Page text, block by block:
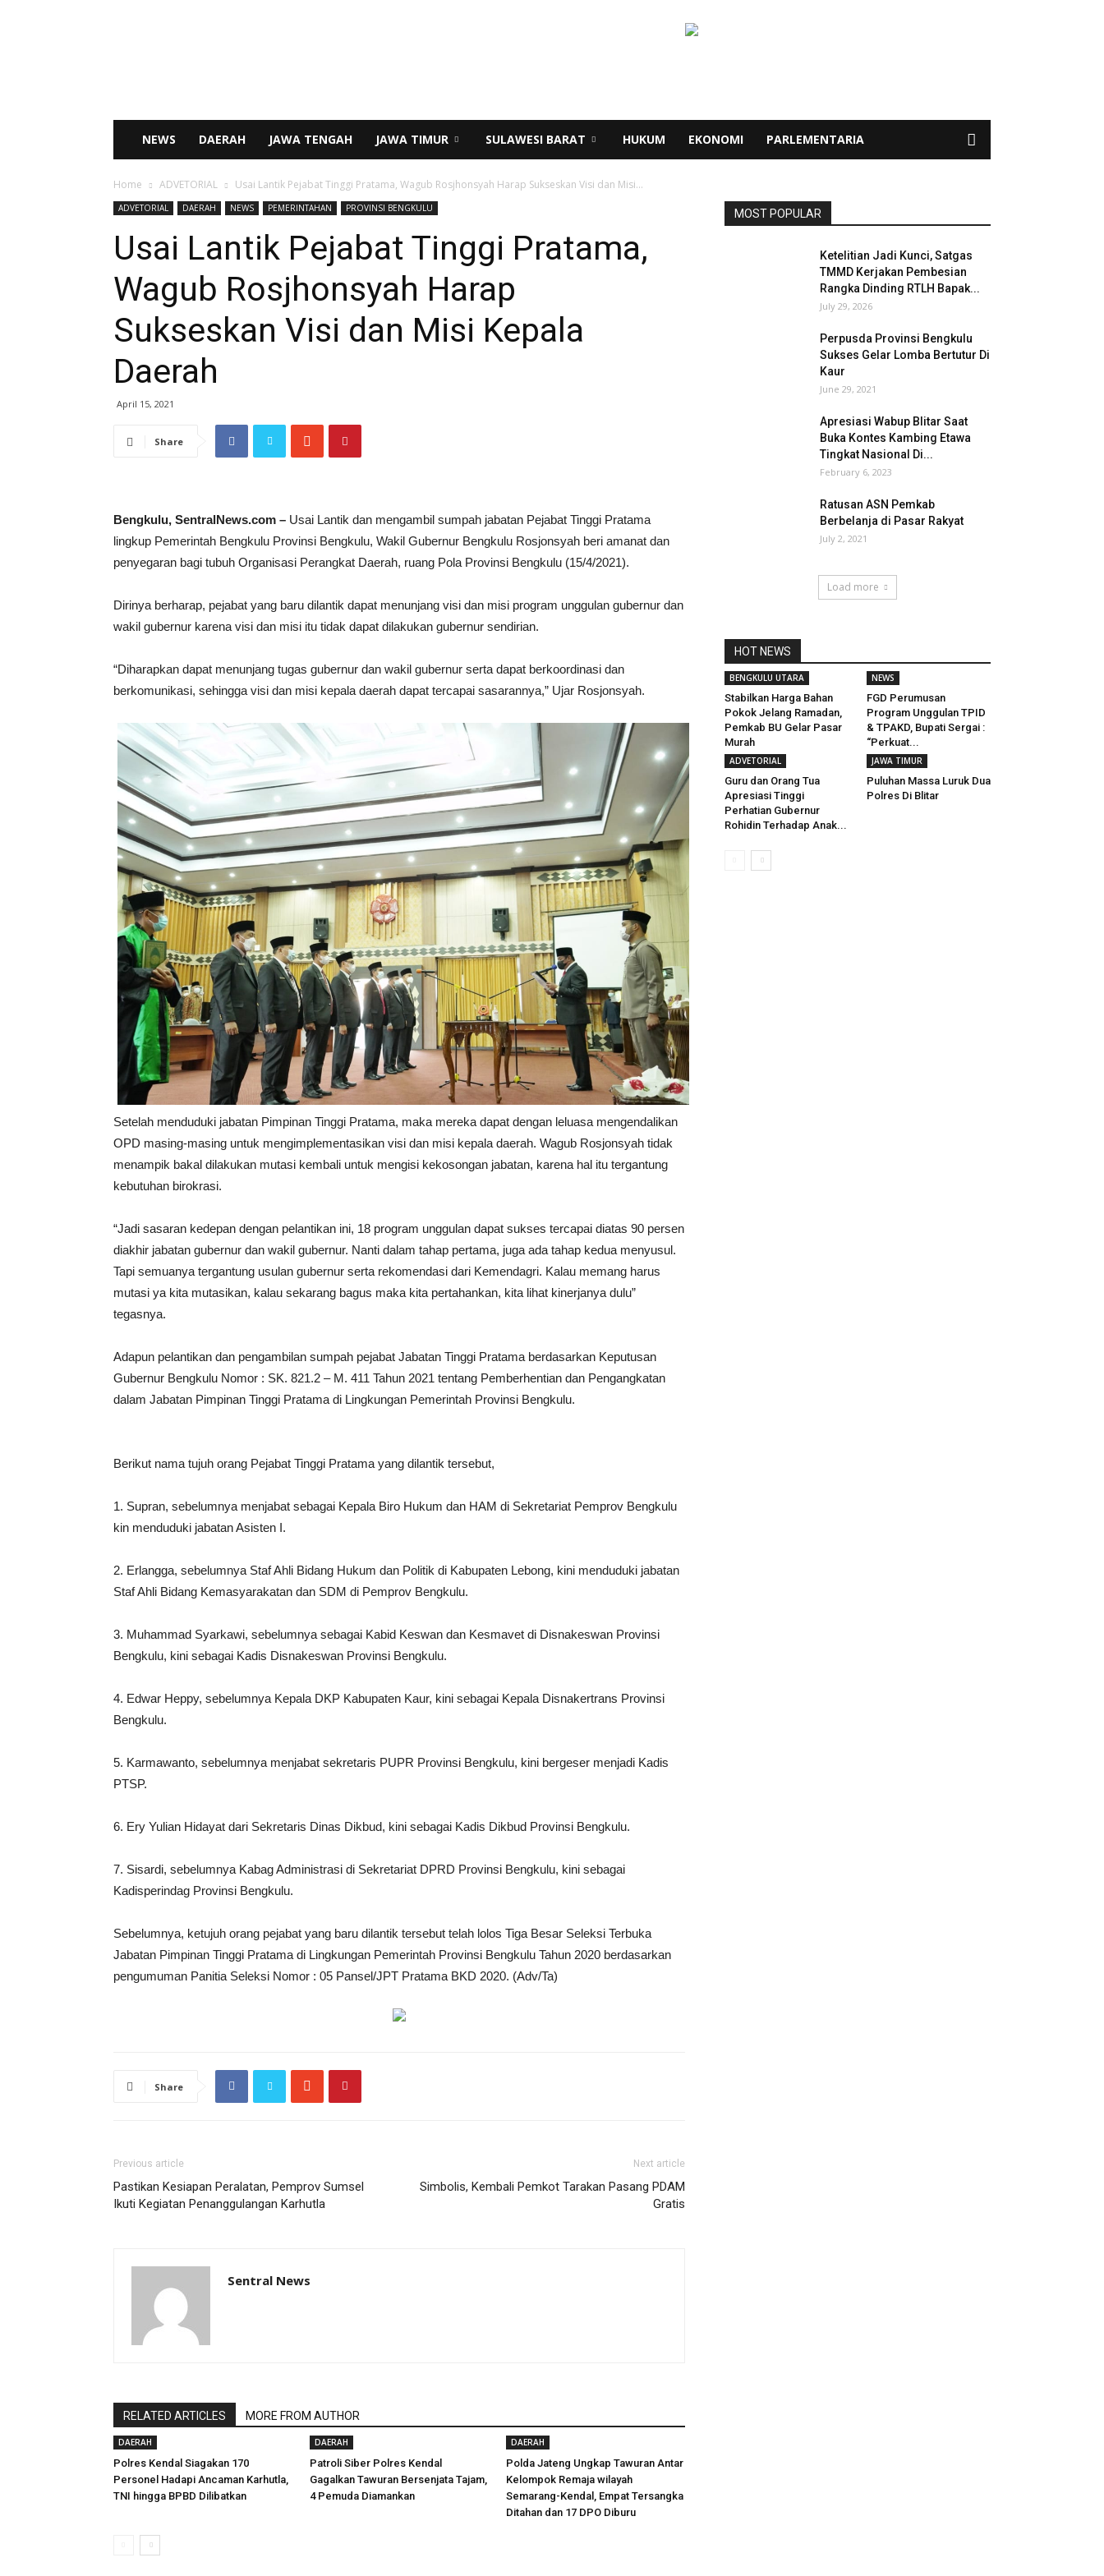
NEWS DAERAH JAWA TENGAH JAWA TIMUR SULAWESI BARAT HUKUM EKONOMI PARLEMENTARIA
Home ADVETORIAL Usai Lantik Pejabat Tinggi Pratama, Wagub Rosjhonsyah Harap Sukseskan Visi dan Misi...
ADVETORIAL DAERAH NEWS PEMERINTAHAN PROVINSI BENGKULU
Usai Lantik Pejabat Tinggi Pratama,
Wagub Rosjhonsyah Harap
Sukseskan Visi dan Misi Kepala
Daerah
April 15, 2021
Share
Bengkulu, SentralNews.com – Usai Lantik dan mengambil sumpah jabatan Pejabat Tinggi Pratama
lingkup Pemerintah Bengkulu Provinsi Bengkulu, Wakil Gubernur Bengkulu Rosjonsyah beri amanat dan
penyegaran bagi tubuh Organisasi Perangkat Daerah, ruang Pola Provinsi Bengkulu (15/4/2021).
Dirinya berharap, pejabat yang baru dilantik dapat menunjang visi dan misi program unggulan gubernur dan
wakil gubernur karena visi dan misi itu tidak dapat dilakukan gubernur sendirian.
“Diharapkan dapat menunjang tugas gubernur dan wakil gubernur serta dapat berkoordinasi dan
berkomunikasi, sehingga visi dan misi kepala daerah dapat tercapai sasarannya,” Ujar Rosjonsyah.
Setelah menduduki jabatan Pimpinan Tinggi Pratama, maka mereka dapat dengan leluasa mengendalikan
OPD masing-masing untuk mengimplementasikan visi dan misi kepala daerah. Wagub Rosjonsyah tidak
menampik bakal dilakukan mutasi kembali untuk mengisi kekosongan jabatan, karena hal itu tergantung
kebutuhan birokrasi.
“Jadi sasaran kedepan dengan pelantikan ini, 18 program unggulan dapat sukses tercapai diatas 90 persen
diakhir jabatan gubernur dan wakil gubernur. Nanti dalam tahap pertama, juga ada tahap kedua menyusul.
Tapi semuanya tergantung usulan gubernur serta rekomendasi dari Kemendagri. Kalau memang harus
mutasi ya kita mutasikan, kalau sekarang bagus maka kita pertahankan, kita lihat kinerjanya dulu”
tegasnya.
Adapun pelantikan dan pengambilan sumpah pejabat Jabatan Tinggi Pratama berdasarkan Keputusan
Gubernur Bengkulu Nomor : SK. 821.2 – M. 411 Tahun 2021 tentang Pemberhentian dan Pengangkatan
dalam Jabatan Pimpinan Tinggi Pratama di Lingkungan Pemerintah Provinsi Bengkulu.
Berikut nama tujuh orang Pejabat Tinggi Pratama yang dilantik tersebut,
1. Supran, sebelumnya menjabat sebagai Kepala Biro Hukum dan HAM di Sekretariat Pemprov Bengkulu
kin menduduki jabatan Asisten I.
2. Erlangga, sebelumnya Staf Ahli Bidang Hukum dan Politik di Kabupaten Lebong, kini menduduki jabatan
Staf Ahli Bidang Kemasyarakatan dan SDM di Pemprov Bengkulu.
3. Muhammad Syarkawi, sebelumnya sebagai Kabid Keswan dan Kesmavet di Disnakeswan Provinsi
Bengkulu, kini sebagai Kadis Disnakeswan Provinsi Bengkulu.
4. Edwar Heppy, sebelumnya Kepala DKP Kabupaten Kaur, kini sebagai Kepala Disnakertrans Provinsi
Bengkulu.
5. Karmawanto, sebelumnya menjabat sekretaris PUPR Provinsi Bengkulu, kini bergeser menjadi Kadis
PTSP.
6. Ery Yulian Hidayat dari Sekretaris Dinas Dikbud, kini sebagai Kadis Dikbud Provinsi Bengkulu.
7. Sisardi, sebelumnya Kabag Administrasi di Sekretariat DPRD Provinsi Bengkulu, kini sebagai
Kadisperindag Provinsi Bengkulu.
Sebelumnya, ketujuh orang pejabat yang baru dilantik tersebut telah lolos Tiga Besar Seleksi Terbuka
Jabatan Pimpinan Tinggi Pratama di Lingkungan Pemerintah Provinsi Bengkulu Tahun 2020 berdasarkan
pengumuman Panitia Seleksi Nomor : 05 Pansel/JPT Pratama BKD 2020. (Adv/Ta)
Share
Previous article
Pastikan Kesiapan Peralatan, Pemprov Sumsel
Ikuti Kegiatan Penanggulangan Karhutla
Next article
Simbolis, Kembali Pemkot Tarakan Pasang PDAM
Gratis
Sentral News
RELATED ARTICLES MORE FROM AUTHOR
DAERAH
Polres Kendal Siagakan 170
Personel Hadapi Ancaman Karhutla,
TNI hingga BPBD Dilibatkan
DAERAH
Patroli Siber Polres Kendal
Gagalkan Tawuran Bersenjata Tajam,
4 Pemuda Diamankan
DAERAH
Polda Jateng Ungkap Tawuran Antar
Kelompok Remaja wilayah
Semarang-Kendal, Empat Tersangka
Ditahan dan 17 DPO Diburu
MOST POPULAR
Ketelitian Jadi Kunci, Satgas
TMMD Kerjakan Pembesian
Rangka Dinding RTLH Bapak...
July 29, 2026
Perpusda Provinsi Bengkulu
Sukses Gelar Lomba Bertutur Di
Kaur
June 29, 2021
Apresiasi Wabup Blitar Saat
Buka Kontes Kambing Etawa
Tingkat Nasional Di...
February 6, 2023
Ratusan ASN Pemkab
Berbelanja di Pasar Rakyat
July 2, 2021
Load more
HOT NEWS
BENGKULU UTARA
Stabilkan Harga Bahan
Pokok Jelang Ramadan,
Pemkab BU Gelar Pasar
Murah
NEWS
FGD Perumusan
Program Unggulan TPID
& TPAKD, Bupati Sergai :
“Perkuat...
ADVETORIAL
Guru dan Orang Tua
Apresiasi Tinggi
Perhatian Gubernur
Rohidin Terhadap Anak...
JAWA TIMUR
Puluhan Massa Luruk Dua
Polres Di Blitar